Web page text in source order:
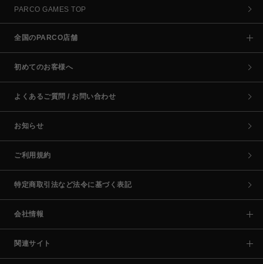
PARCO GAMES TOP
全国のPARCO店舗
初めてのお客様へ
よくあるご質問 / お問い合わせ
お知らせ
ご利用規約
特定商取引法など法令に基づく表記
会社情報
関連サイト